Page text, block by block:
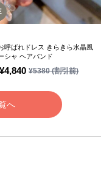
¥4,840 ¥5380(割引前)
呼ばれドレス きらきら水晶風
シャ ヘアバンド
へ